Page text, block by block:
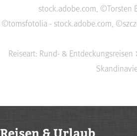
stock.adobe.com, ©Torsten
©tomsfotolia - stock.adobe.com,
Reiseart: Rund- & Entdeckungsreisen
Reisen & Urlaub